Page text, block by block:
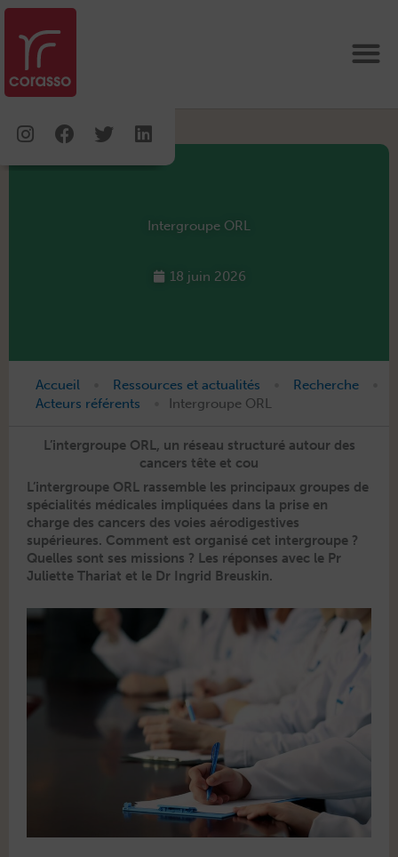
Aller
contenu
InstagramFacebook
TwitterLinkedin
Intergroupe ORL
18 juin 2026
Accueil Ressources et actualités Recherche
Acteurs référents Intergroupe ORL
L’intergroupe ORL, un réseau structuré autour des
cancers tête et cou
L’intergroupe ORL rassem­ble les prin­ci­paux groupes de
spé­cial­ités médi­cales impliquées dans la prise en
charge des can­cers des voies aérodi­ges­tives
supérieures. Com­ment est organ­isé cet inter­groupe ?
Quelles sont ses mis­sions ? Les répons­es avec le Pr
Juli­ette Thari­at et le Dr Ingrid Breuskin.